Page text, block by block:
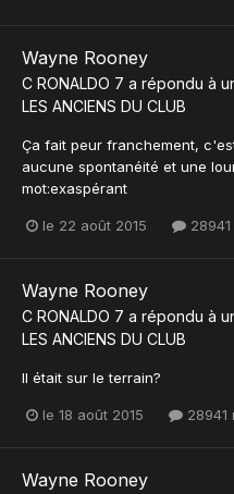
Wayne Rooney
C RONALDO 7 a répondu à
LES ANCIENS DU CLUB
Ça fait peur franchement,
aucune spontanéité et une
mot:exaspérant
le 22 août 2015
Wayne Rooney
C RONALDO 7 a répondu à
LES ANCIENS DU CLUB
Il était sur le terrain?
le 18 août 2015 28941
Wayne Rooney